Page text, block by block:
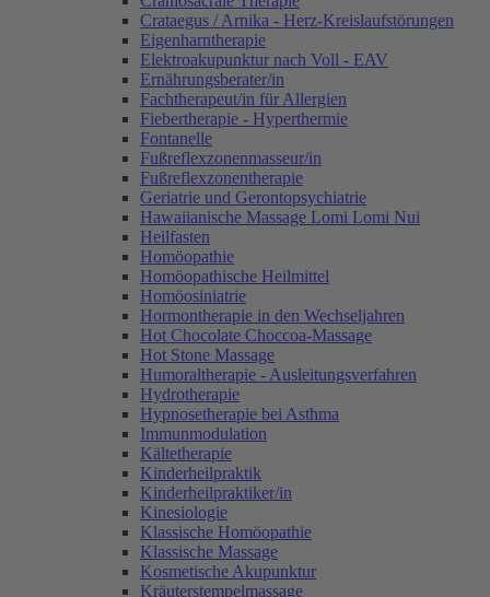
Crataegus / Arnika - Herz-Kreislaufstörungen
Eigenharntherapie
Elektroakupunktur nach Voll - EAV
Ernährungsberater/in
Fachtherapeut/in für Allergien
Fiebertherapie - Hyperthermie
Fontanelle
Fußreflexzonenmasseur/in
Fußreflexzonentherapie
Geriatrie und Gerontopsychiatrie
Hawaiianische Massage Lomi Lomi Nui
Heilfasten
Homöopathie
Homöopathische Heilmittel
Homöosiniatrie
Hormontherapie in den Wechseljahren
Hot Chocolate Choccoa-Massage
Hot Stone Massage
Humoraltherapie - Ausleitungsverfahren
Hydrotherapie
Hypnosetherapie bei Asthma
Immunmodulation
Kältetherapie
Kinderheilpraktik
Kinderheilpraktiker/in
Kinesiologie
Klassische Homöopathie
Klassische Massage
Kosmetische Akupunktur
Kräuterstempelmassage